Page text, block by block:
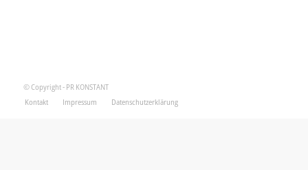
© Copyright - PR KONSTANT
Kontakt
Impressum Datenschutzerklärung